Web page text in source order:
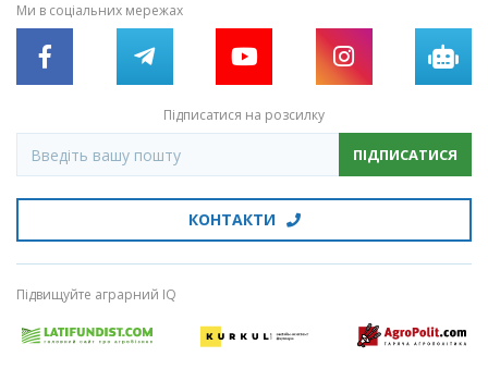
Ми в соціальних мережах
Підписатися на розсилку
ПІДПИСАТИСЯ
КОНТАКТИ
Підвищуйте аграрний IQ